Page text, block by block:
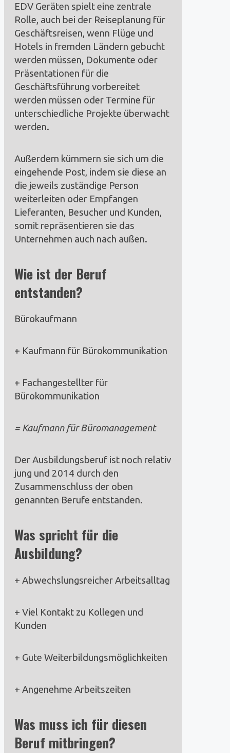
EDV Geräten spielt eine zentrale
Rolle, auch bei der Reiseplanung für
Geschäftsreisen, wenn Flüge und
Hotels in fremden Ländern gebucht
werden müssen, Dokumente oder
Präsentationen für die
Geschäftsführung vorbereitet
werden müssen oder Termine für
unterschiedliche Projekte überwacht
werden.
Außerdem kümmern sie sich um die
eingehende Post, indem sie diese an
die jeweils zuständige Person
weiterleiten oder Empfangen
Lieferanten, Besucher und Kunden,
somit repräsentieren sie das
Unternehmen auch nach außen.
Wie ist der Beruf
entstanden?
Bürokaufmann
+ Kaufmann für Bürokommunikation
+ Fachangestellter für
Bürokommunikation
= Kaufmann für Büromanagement
Der Ausbildungsberuf ist noch relativ
jung und 2014 durch den
Zusammenschluss der oben
genannten Berufe entstanden.
Was spricht für die
Ausbildung?
+ Abwechslungsreicher Arbeitsalltag
+ Viel Kontakt zu Kollegen und
Kunden
+ Gute Weiterbildungsmöglichkeiten
+ Angenehme Arbeitszeiten
Was muss ich für diesen
Beruf mitbringen?